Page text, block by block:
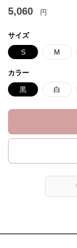
5,060 円
サイズ
S M
カラー
黒 白